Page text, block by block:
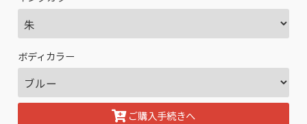
ボディカラー
ご購入手続きへ